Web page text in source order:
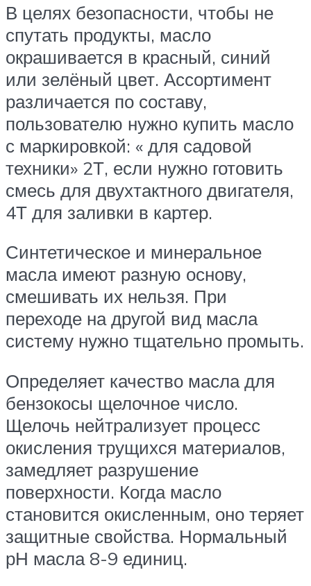
В целях безопасности, чтобы не
спутать продукты, масло
окрашивается в красный, синий
или зелёный цвет. Ассортимент
различается по составу,
пользователю нужно купить масло
с маркировкой: « для садовой
техники» 2Т, если нужно готовить
смесь для двухтактного двигателя,
4Т для заливки в картер.
Синтетическое и минеральное
масла имеют разную основу,
смешивать их нельзя. При
переходе на другой вид масла
систему нужно тщательно промыть.
Определяет качество масла для
бензокосы щелочное число.
Щелочь нейтрализует процесс
окисления трущихся материалов,
замедляет разрушение
поверхности. Когда масло
становится окисленным, оно теряет
защитные свойства. Нормальный
рН масла 8-9 единиц.